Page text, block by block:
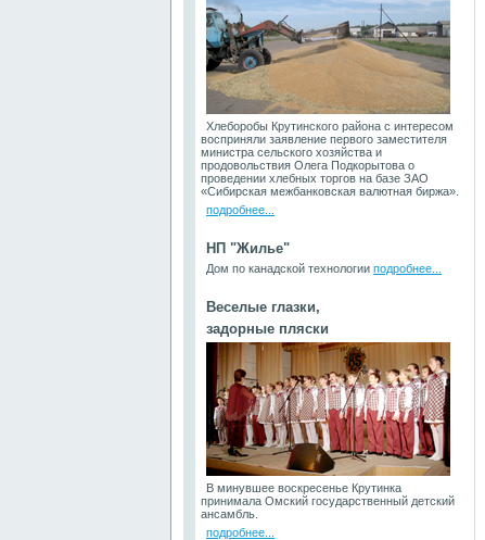
Хлеборобы Крутинского района с интересом
восприняли заявление первого заместителя
министра сельского хозяйства и
продовольствия Олега Подкорытова о
проведении хлебных торгов на базе ЗАО
«Сибирская межбанковская валютная биржа».
подробнее...
НП "Жилье"
Дом по канадской технологии подробнее...
Веселые глазки,
задорные пляски
В минувшее воскресенье Крутинка
принимала Омский государственный детский
ансамбль.
подробнее...